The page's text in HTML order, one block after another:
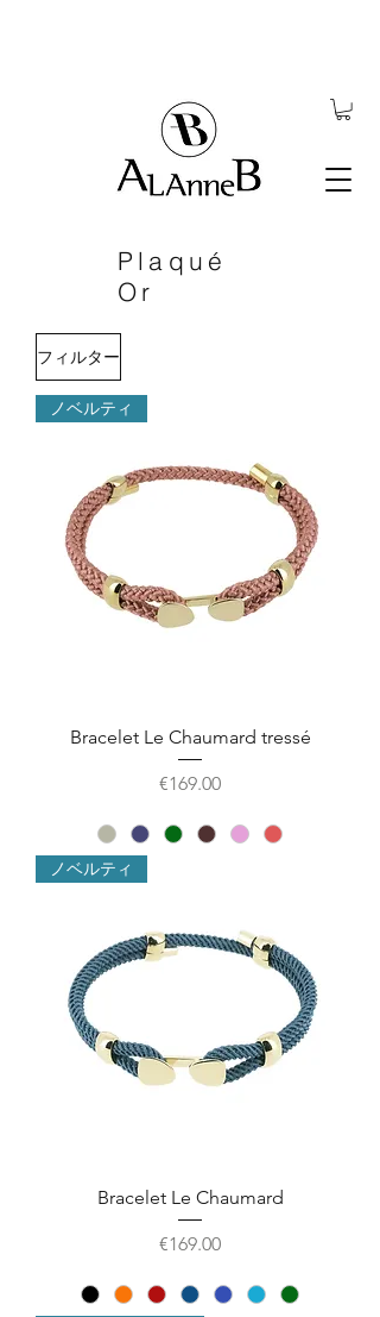
Plaqué
Or
フィルター
ノベルティ
Bracelet Le Chaumard tressé
価格
€169.00
ノベルティ
Bracelet Le Chaumard
価格
€169.00